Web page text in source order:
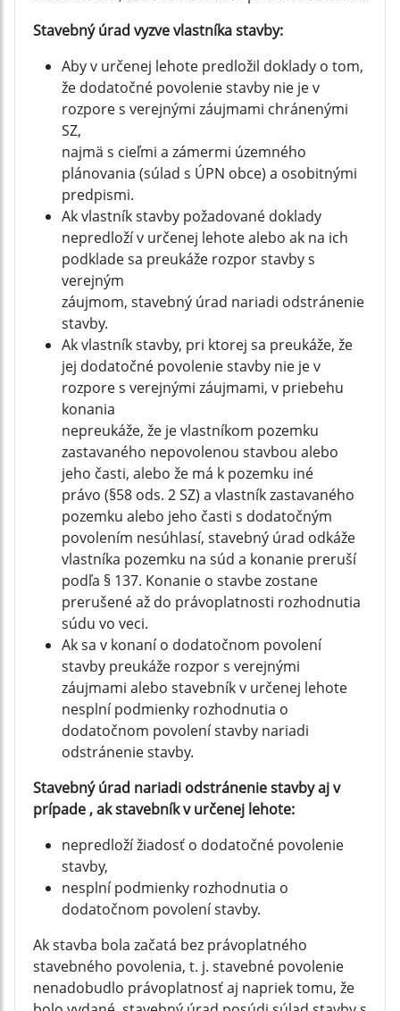
Stavebný úrad vyzve vlastníka stavby:
Aby v určenej lehote predložil doklady o tom,
že dodatočné povolenie stavby nie je v
rozpore s verejnými záujmami chránenými
SZ,
najmä s cieľmi a zámermi územného
plánovania (súlad s ÚPN obce) a osobitnými
predpismi.
Ak vlastník stavby požadované doklady
nepredloží v určenej lehote alebo ak na ich
podklade sa preukáže rozpor stavby s
verejným
záujmom, stavebný úrad nariadi odstránenie
stavby.
Ak vlastník stavby, pri ktorej sa preukáže, že
jej dodatočné povolenie stavby nie je v
rozpore s verejnými záujmami, v priebehu
konania
nepreukáže, že je vlastníkom pozemku
zastavaného nepovolenou stavbou alebo
jeho časti, alebo že má k pozemku iné
právo (§58 ods. 2 SZ) a vlastník zastavaného
pozemku alebo jeho časti s dodatočným
povolením nesúhlasí, stavebný úrad odkáže
vlastníka pozemku na súd a konanie preruší
podľa § 137. Konanie o stavbe zostane
prerušené až do právoplatnosti rozhodnutia
súdu vo veci.
Ak sa v konaní o dodatočnom povolení
stavby preukáže rozpor s verejnými
záujmami alebo stavebník v určenej lehote
nesplní podmienky rozhodnutia o
dodatočnom povolení stavby nariadi
odstránenie stavby.
Stavebný úrad nariadi odstránenie stavby aj v
prípade , ak stavebník v určenej lehote:
nepredloží žiadosť o dodatočné povolenie
stavby,
nesplní podmienky rozhodnutia o
dodatočnom povolení stavby.
Ak stavba bola začatá bez právoplatného
stavebného povolenia, t. j. stavebné povolenie
nenadobudlo právoplatnosť aj napriek tomu, že